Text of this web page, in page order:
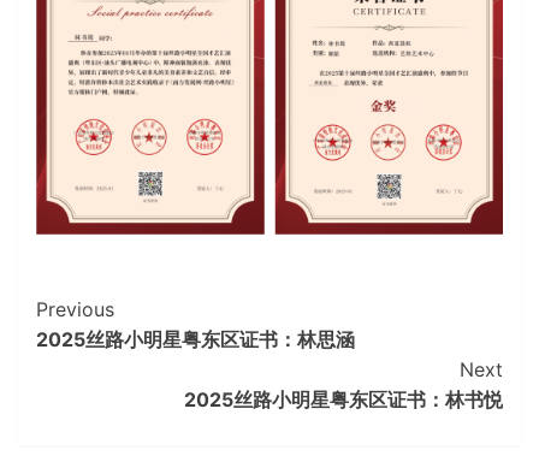
Continue
Reading
Previous
2025丝路小明星粤东区证书：林思涵
Next
2025丝路小明星粤东区证书：林书悦